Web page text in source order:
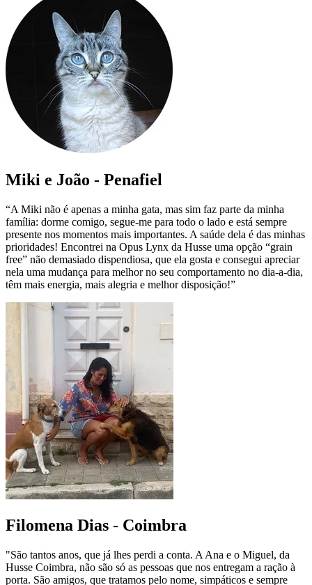
Miki e João - Penafiel
“A Miki não é apenas a minha gata, mas sim faz parte da minha
família: dorme comigo, segue-me para todo o lado e está sempre
presente nos momentos mais importantes. A saúde dela é das minhas
prioridades! Encontrei na Opus Lynx da Husse uma opção “grain
free” não demasiado dispendiosa, que ela gosta e consegui apreciar
nela uma mudança para melhor no seu comportamento no dia-a-dia,
têm mais energia, mais alegria e melhor disposição!”
Filomena Dias - Coimbra
"São tantos anos, que já lhes perdi a conta. A Ana e o Miguel, da
Husse Coimbra, não são só as pessoas que nos entregam a ração à
porta. São amigos, que tratamos pelo nome, simpáticos e sempre